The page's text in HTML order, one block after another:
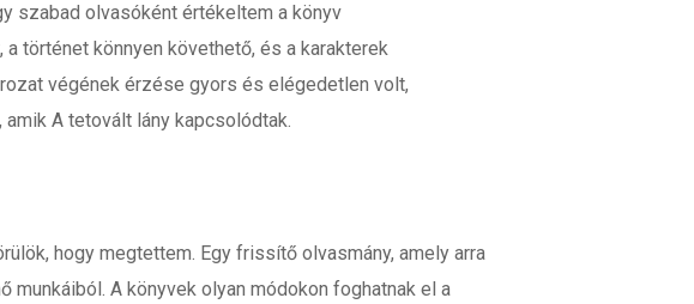
szabad olvasóként értékeltem a könyv
történet könnyen követhető, és a karakterek
végének érzése gyors és elégedetlen volt,
A tetovált lány kapcsolódtak.
hogy megtettem. Egy frissítő olvasmány, amely arra
A könyvek olyan módokon foghatnak el a